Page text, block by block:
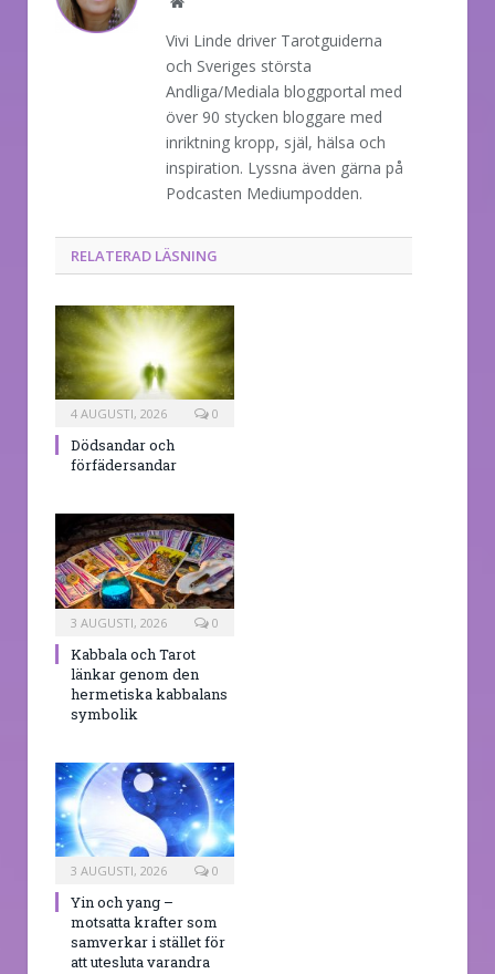
Vivi Linde driver Tarotguiderna
och Sveriges största
Andliga/Mediala bloggportal med
över 90 stycken bloggare med
inriktning kropp, själ, hälsa och
inspiration. Lyssna även gärna på
Podcasten Mediumpodden.
RELATERAD LÄSNING
4 AUGUSTI, 2026 0
Dödsandar och
förfädersandar
3 AUGUSTI, 2026 0
Kabbala och Tarot
länkar genom den
hermetiska kabbalans
symbolik
3 AUGUSTI, 2026 0
Yin och yang –
motsatta krafter som
samverkar i stället för
att utesluta varandra